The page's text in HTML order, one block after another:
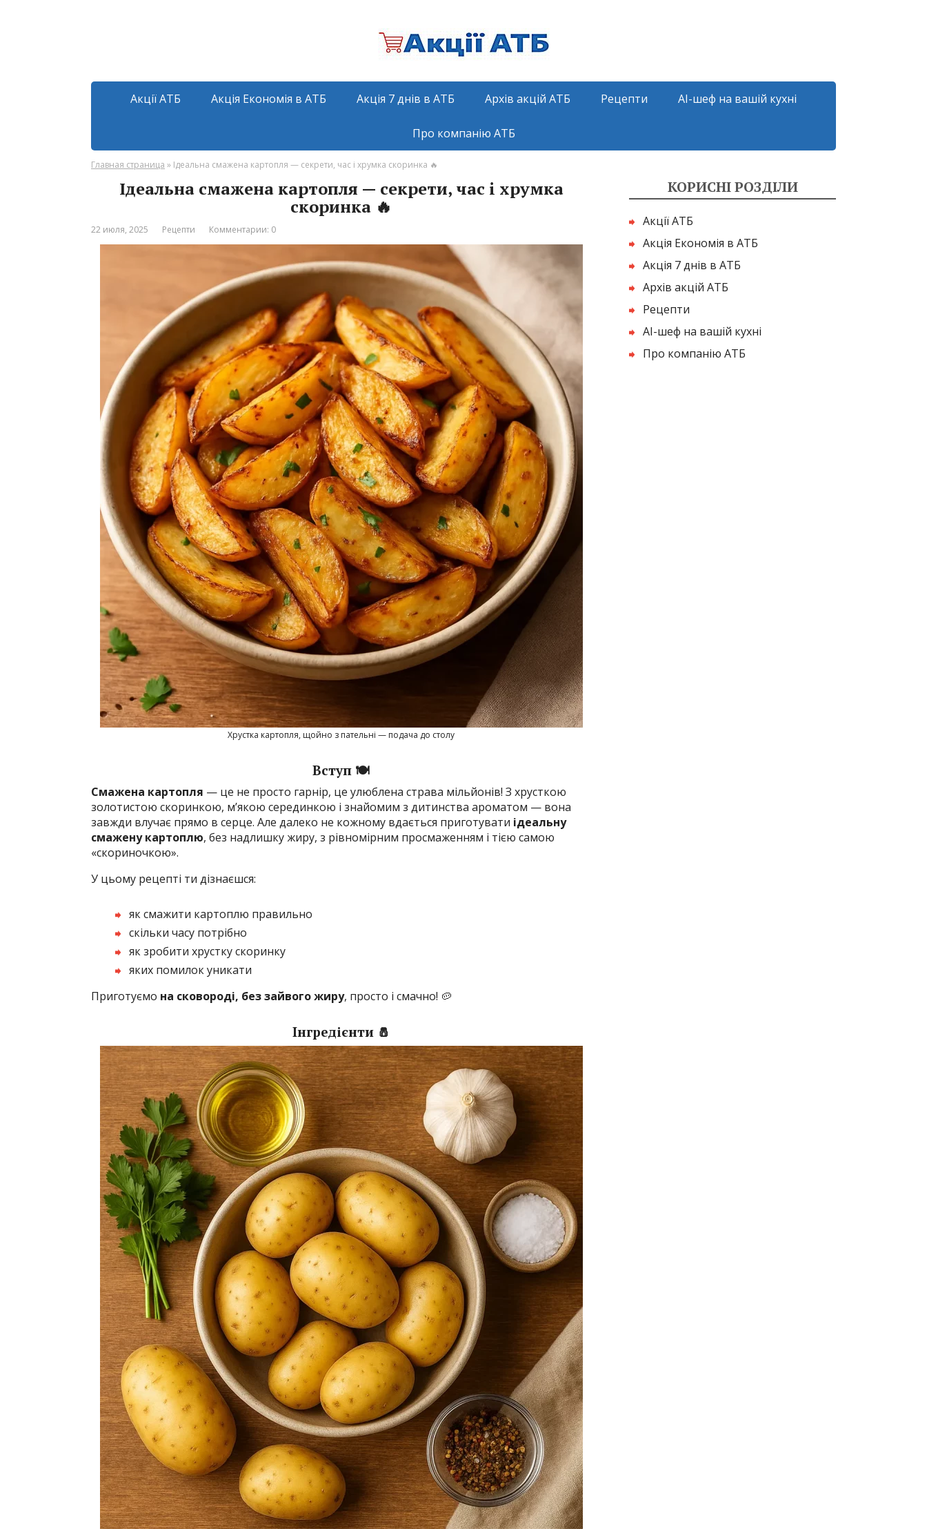
Акції АТБ Акція Економія в АТБ Акція 7 днів в АТБ Архів акцій АТБ Рецепти AI-шеф на вашій кухні
Про компанію АТБ
Главная страница » Ідеальна смажена картопля — секрети, час і хрумка скоринка 🔥
Ідеальна смажена картопля — секрети, час і хрумка
скоринка 🔥
22 июля, 2025 Рецепти Комментарии: 0
Хрустка картопля, щойно з пательні — подача до столу
Вступ 🍽️
Смажена картопля — це не просто гарнір, це улюблена страва мільйонів! З хрусткою
золотистою скоринкою, м’якою серединкою і знайомим з дитинства ароматом — вона
завжди влучає прямо в серце. Але далеко не кожному вдається приготувати ідеальну
смажену картоплю, без надлишку жиру, з рівномірним просмаженням і тією самою
«скориночкою».
У цьому рецепті ти дізнаєшся:
як смажити картоплю правильно
скільки часу потрібно
як зробити хрустку скоринку
яких помилок уникати
Приготуємо на сковороді, без зайвого жиру, просто і смачно! 🥔
Інгредієнти 🧂
КОРИСНІ РОЗДІЛИ
Акції АТБ
Акція Економія в АТБ
Акція 7 днів в АТБ
Архів акцій АТБ
Рецепти
AI-шеф на вашій кухні
Про компанію АТБ